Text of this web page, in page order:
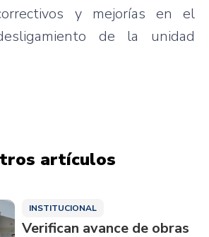
y mejorías en el
de la unidad
artículos
INSTITUCIONAL
Verifican avance de obras